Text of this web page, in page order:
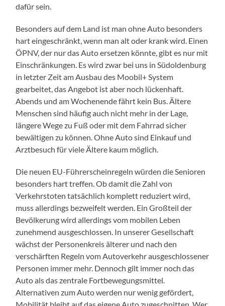
dafür sein.
Besonders auf dem Land ist man ohne Auto besonders
hart eingeschränkt, wenn man alt oder krank wird. Einen
ÖPNV, der nur das Auto ersetzen könnte, gibt es nur mit
Einschränkungen. Es wird zwar bei uns in Südoldenburg
in letzter Zeit am Ausbau des Moobil+ System
gearbeitet, das Angebot ist aber noch lückenhaft.
Abends und am Wochenende fährt kein Bus. Ältere
Menschen sind häufig auch nicht mehr in der Lage,
längere Wege zu Fuß oder mit dem Fahrrad sicher
bewältigen zu können. Ohne Auto sind Einkauf und
Arztbesuch für viele Ältere kaum möglich.
Die neuen EU-Führerscheinregeln würden die Senioren
besonders hart treffen. Ob damit die Zahl von
Verkehrstoten tatsächlich komplett reduziert wird,
muss allerdings bezweifelt werden. Ein Großteil der
Bevölkerung wird allerdings vom mobilen Leben
zunehmend ausgeschlossen. In unserer Gesellschaft
wächst der Personenkreis älterer und nach den
verschärften Regeln vom Autoverkehr ausgeschlossener
Personen immer mehr. Dennoch gilt immer noch das
Auto als das zentrale Fortbewegungsmittel.
Alternativen zum Auto werden nur wenig gefördert,